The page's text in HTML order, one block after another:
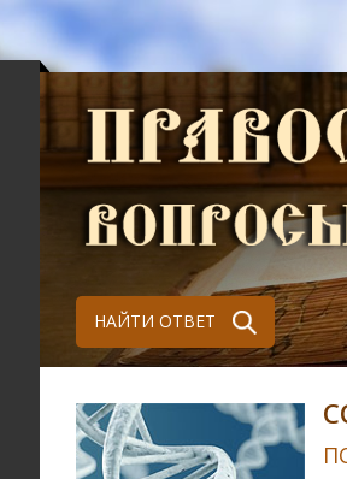
НАЙТИ ОТВЕТ